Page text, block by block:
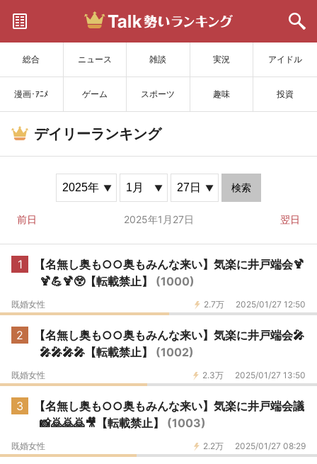
総合 ニュース 雑談 実況 アイドル
漫画･ｱﾆﾒ ゲーム スポーツ 趣味 投資
サイトを更新
デイリーランキング
検索
前日 2025年1月27日 翌日
1
【名無し奥も○○奥もみんな来い】気楽に井戸端会🍹
🍹💪🍹😲【転載禁止】 (1000)
2.7万 2025/01/27 12:50
既婚女性
2
【名無し奥も○○奥もみんな来い】気楽に井戸端会🎤
🎤🎤🎤🎤【転載禁止】 (1002)
2.3万 2025/01/27 13:50
既婚女性
3
【名無し奥も○○奥もみんな来い】気楽に井戸端会議
📸🙇🙇🙇🎥【転載禁止】 (1003)
2.2万 2025/01/27 08:29
既婚女性